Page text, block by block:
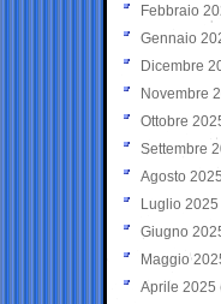
Febbraio
Gennaio
Dicembre
Novembre
Ottobre
Settembre
Agosto 2025
Luglio 2025
Giugno
Maggio
Aprile 2025